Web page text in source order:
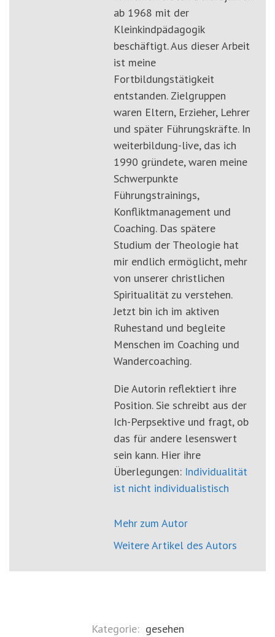
ab 1968 mit der
Kleinkindpädagogik
beschäftigt. Aus dieser Arbeit
ist meine
Fortbildungstätigkeit
entstanden. Zielgruppen
waren Eltern, Erzieher, Lehrer
und später Führungskräfte. In
weiterbildung-live, das ich
1990 gründete, waren meine
Schwerpunkte
Führungstrainings,
Konfliktmanagement und
Coaching. Das spätere
Studium der Theologie hat
mir endlich ermöglicht, mehr
von unserer christlichen
Spiritualität zu verstehen.
Jetzt bin ich im aktiven
Ruhestand und begleite
Menschen im Coaching und
Wandercoaching.
Die Autorin reflektiert ihre
Position. Sie schreibt aus der
Ich-Perpsektive und fragt, ob
das für andere lesenswert
sein kann. Hier ihre
Überlegungen: Individualität
ist nicht individualistisch
Mehr zum Autor
Weitere Artikel des Autors
Kategorie: gesehen